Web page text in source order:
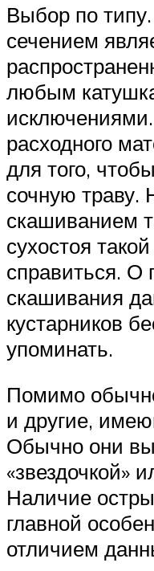
Выбор по
сечением
любым
расходного
для того,
сочную траву.
скашиванием
сухостоя
справиться. О
скашивания
кустарников
упоминать.
Помимо
и другие,
Обычно они
«звездочкой»
Наличие
главной
отличием